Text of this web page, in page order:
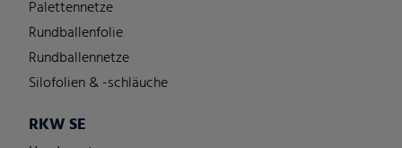
Palettennetze
Rundballenfolie
Rundballennetze
Silofolien & -schläuche
RKW SE